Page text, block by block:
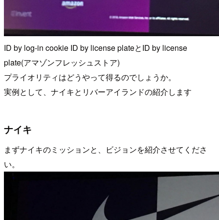
ID by log-in cookie ID by license plateとID by license
plate(アマゾンフレッシュストア)
プライオリティはどうやって得るのでしょうか。
実例として、ナイキとリバーアイランドの紹介します
ナイキ
まずナイキのミッションと、ビジョンを紹介させてくださ
い。